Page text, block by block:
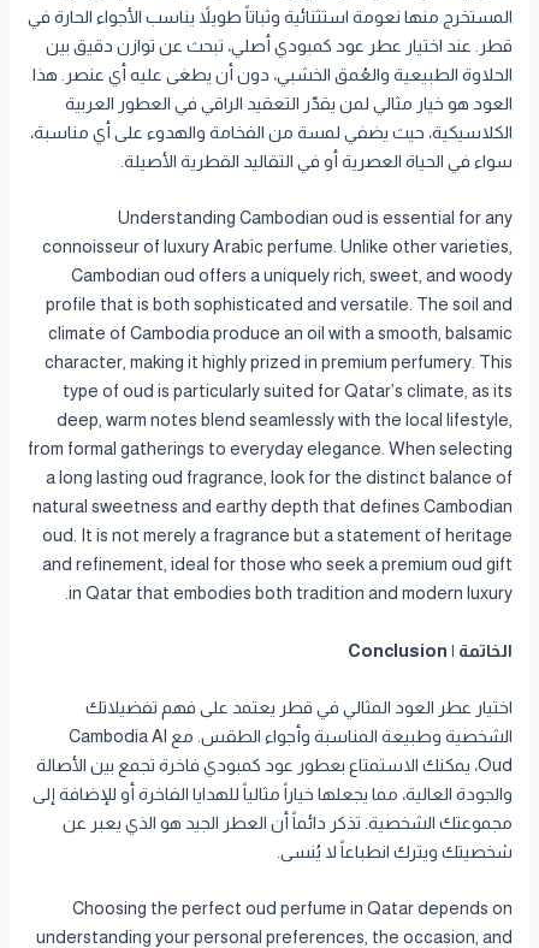
المستخرج منها نعومة استثنائية وثباتاً طويلاً يناسب الأجواء الحارة في
قطر. عند اختيار عطر عود كمبودي أصلي، تبحث عن توازن دقيق بين
الحلاوة الطبيعية والعُمق الخشبي، دون أن يطغى عليه أي عنصر. هذا
العود هو خيار مثالي لمن يقدّر التعقيد الراقي في العطور العربية
الكلاسيكية، حيث يضفي لمسة من الفخامة والهدوء على أي مناسبة،
سواء في الحياة العصرية أو في التقاليد القطرية الأصيلة.
Understanding Cambodian oud is essential for any
connoisseur of luxury Arabic perfume. Unlike other varieties,
Cambodian oud offers a uniquely rich, sweet, and woody
profile that is both sophisticated and versatile. The soil and
climate of Cambodia produce an oil with a smooth, balsamic
character, making it highly prized in premium perfumery. This
type of oud is particularly suited for Qatar’s climate, as its
deep, warm notes blend seamlessly with the local lifestyle,
from formal gatherings to everyday elegance. When selecting
a long lasting oud fragrance, look for the distinct balance of
natural sweetness and earthy depth that defines Cambodian
oud. It is not merely a fragrance but a statement of heritage
and refinement, ideal for those who seek a premium oud gift
in Qatar that embodies both tradition and modern luxury.
الخاتمة | Conclusion
اختيار عطر العود المثالي في قطر يعتمد على فهم تفضيلاتك
الشخصية وطبيعة المناسبة وأجواء الطقس. مع Cambodia Al
Oud، يمكنك الاستمتاع بعطور عود كمبودي فاخرة تجمع بين الأصالة
والجودة العالية، مما يجعلها خياراً مثالياً للهدايا الفاخرة أو للإضافة إلى
مجموعتك الشخصية. تذكر دائماً أن العطر الجيد هو الذي يعبر عن
شخصيتك ويترك انطباعاً لا يُنسى.
Choosing the perfect oud perfume in Qatar depends on
understanding your personal preferences, the occasion, and